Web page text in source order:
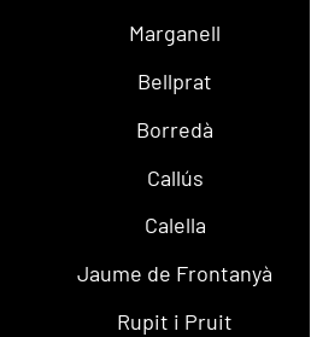
Marganell
Bellprat
Borredà
Callús
Calella
Jaume de Frontanyà
Rupit i Pruit